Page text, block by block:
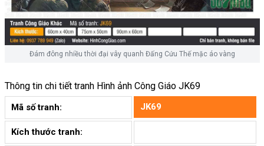
Đám đông nhiều thời đại vây quanh Đấng Cứu Thế mặc áo vàng
Thông tin chi tiết tranh Hình ảnh Công Giáo JK69
Mã số tranh: JK69
Kích thước tranh: